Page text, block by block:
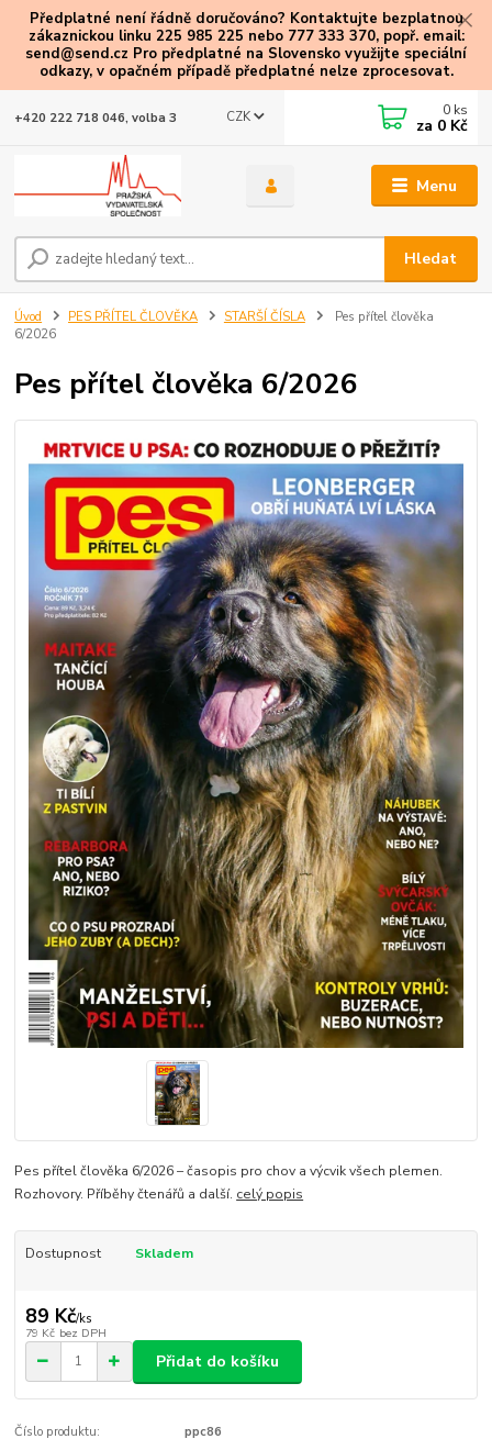
Předplatné není řádně doručováno? Kontaktujte bezplatnou
zákaznickou linku 225 985 225 nebo 777 333 370, popř. email:
send@send.cz Pro předplatné na Slovensko využijte speciální
odkazy, v opačném případě předplatné nelze zprocesovat.
Menu
CZK
Hledat
+420 222 718 046, volba 3 0 ks
za 0 Kč
Úvod PES PŘÍTEL ČLOVĚKA STARŠÍ ČÍSLA
Pes přítel člověka
6/2026
Pes přítel člověka 6/2026
Pes přítel člověka 6/2026 – časopis pro chov a výcvik všech plemen.
Rozhovory. Příběhy čtenářů a další. celý popis
Dostupnost Skladem
89 Kč/ks
79 Kč bez DPH
Přidat do košíku
Číslo produktu: ppc86